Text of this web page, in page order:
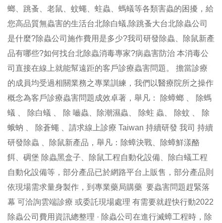
螂、跳蚤、老鼠、蚊蠅、蛀蟲、螞蟻等各類害蟲的困擾，給
您高品質無蟲害的生活台北除白蟻,除跳蚤大台北除蟲公司
是什麼?除蟲公司施作費用是多少?我司研發除蟲、除鼠新產
品有哪些?如何找台北除蟲消毒專家?病蟲害防治 本消毒公
司直接在線上就能幫遠距的客戶診療蟲害問題。 擔當診療
的成員均受過相關業務之專業訓練，我們以醫療院所之操作
概念為客戶診療蟲害問題成效卓著，舉凡： 除蟑螂 、 除螞
蟻 、 除白蟻 、 除 嚙蟲、除潮濕蟲、 除蛀 蟲、 除蚊 、 除
蛾蚋 、 除蒼蠅 、請求線上診療 Taiwan 持續研發 我司 持續
研發除蟲 、除鼠新產品，舉凡：除蟑決戰、除蟑鮮漾酪
餌、碉堡 除蟲黑盒子、除鼠工程自動化設備、除白蟻工程
自動化設備等，部分產品已於網路平台上販售，部分產品則
依現場需求量身製作，到專業藥局購藥 要蟲害問題趕緊落
幕 可洽詢雲端診療 或委託現場處理 有需要就趕快行動2022
除蟲公司費用資訊總整理 · 除蟲公司在進行滅蟑工程時，除